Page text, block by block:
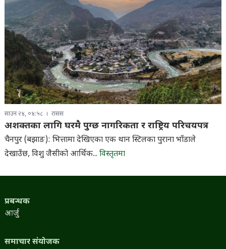
साउन २४, ०४:५८ रासस
अशक्तका लागि घरमै पुग्छ नागरिकता र राष्ट्रिय परिचयपत्र
चैनपुर (बझाङ): भित्तामा देखिएका एक थान स्टिलका पुराना भाँडाले
देखाउँछ, विशु जैसीको आर्थिक... विस्तृतमा
प्रबन्धक
आर्जु
समाचार संयोजक